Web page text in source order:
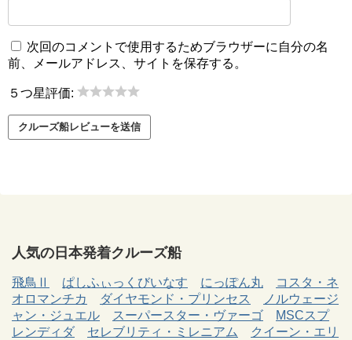
次回のコメントで使用するためブラウザーに自分の名
前、メールアドレス、サイトを保存する。
５つ星評価:
人気の日本発着クルーズ船
飛鳥Ⅱ ぱしふぃっくびいなす にっぽん丸
コスタ・ネ
オロマンチカ
ダイヤモンド・プリンセス
ノルウェージ
ャン・ジュエル
スーパースター・ヴァーゴ
MSCスプ
レンディダ
セレブリティ・ミレニアム
クイーン・エリ